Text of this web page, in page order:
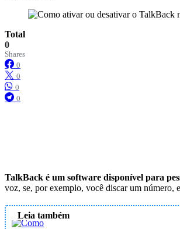
Total
0
Shares
0
0
0
0
TalkBack é um software disponível para
voz, se, por exemplo, você discar um número,
Leia também